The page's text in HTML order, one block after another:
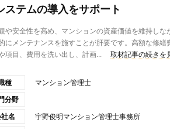
ステムの導入をサポート
や安全性を高め、マンションの資産価値を維持しな
にメンテナンスを施すことが肝要です。高額な修
項目、費用を洗い出し、計画...
取材記事の続きを
種 マンション管理士
分野
名 宇野俊明マンション管理士事務所